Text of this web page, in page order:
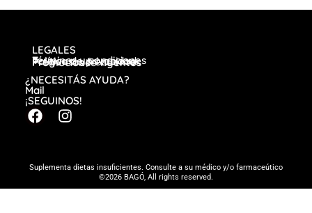
LEGALES
Términos y condiciones
Política de privacidad
Preguntas frecuentes
Promociones vigentes
¿NECESITÁS AYUDA?
Mail
¡SEGUINOS!
Suplementa dietas insuficientes. Consulte a su médico y/o farmaceútico
©2026 BAGÓ, All rights reserved.